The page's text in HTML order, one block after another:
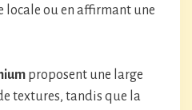
locale ou en affirmant une
proposent une large
textures, tandis que la